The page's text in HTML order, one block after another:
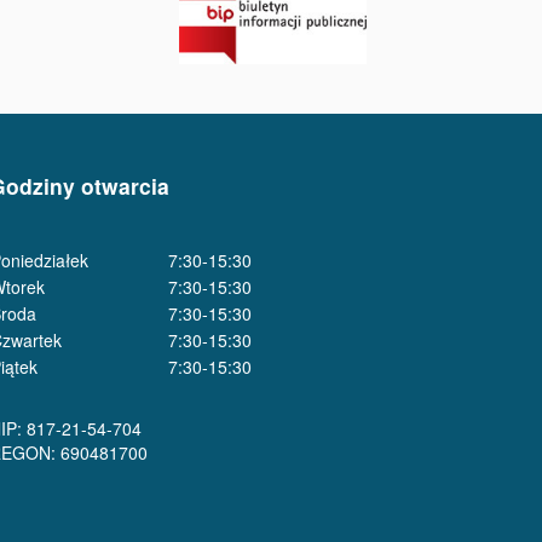
otwarcia
7:30-15:30
7:30-15:30
7:30-15:30
7:30-15:30
7:30-15:30
817-21-54-704
690481700